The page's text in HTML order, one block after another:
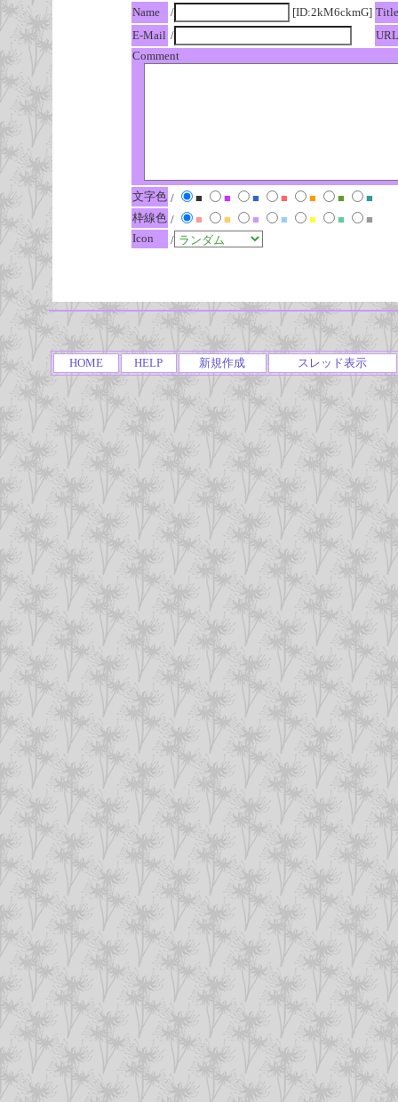
Name
/ [ID:2kM6ckmG] Title
E-Mail /
URL
Comment
文字色 / ■ ■ ■ ■ ■ ■
■
枠線色 / ■ ■ ■ ■ ■ ■
■
Icon
/
HOME HELP 新規作成 スレッド表示